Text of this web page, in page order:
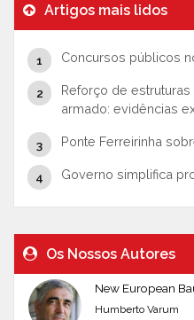
Artigos mais lidos
Concursos públicos
Reforço de
armado: evidências
Ponte Ferreirinha
Governo simplifica
Os Nossos Autores
New European
Humberto Varum